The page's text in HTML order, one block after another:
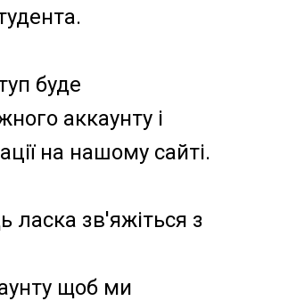
буде
аккаунту і
на нашому сайті.
ласка зв'яжіться з
щоб ми